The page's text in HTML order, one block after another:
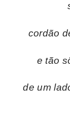
cordão
e tão
de um